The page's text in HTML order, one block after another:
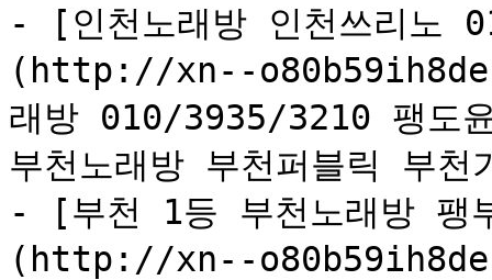
- [인천노래방 인천쓰리노
(http://xn--
래방 010/3935/3210 팽도
부천노래방 부천퍼블릭 부천
- [부천 1등 부천노래방
(http://xn--